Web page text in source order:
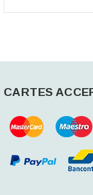
CARTES